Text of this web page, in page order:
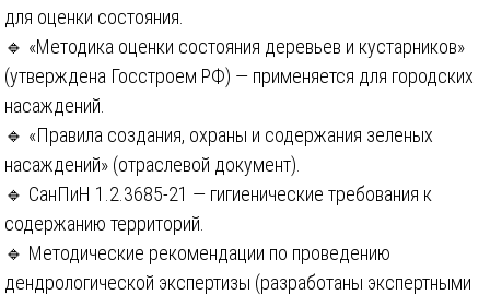
для оценки состояния.
🔹 «Методика оценки состояния деревьев и кустарников»
(утверждена Госстроем РФ) — применяется для городских
насаждений.
🔹 «Правила создания, охраны и содержания зеленых
насаждений» (отраслевой документ).
🔹 СанПиН 1.2.3685-21 — гигиенические требования к
содержанию территорий.
🔹 Методические рекомендации по проведению
дендрологической экспертизы (разработаны экспертными